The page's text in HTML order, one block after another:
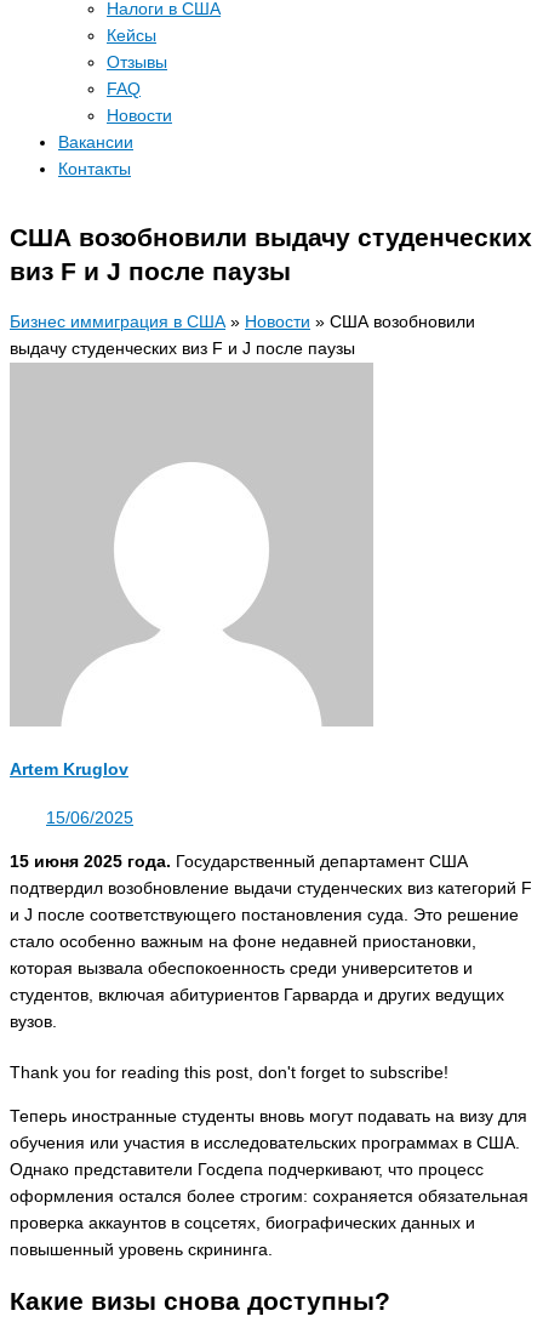
Налоги в США
Кейсы
Отзывы
FAQ
Новости
Вакансии
Контакты
США возобновили выдачу студенческих
виз F и J после паузы
Бизнес иммиграция в США » Новости » США возобновили
выдачу студенческих виз F и J после паузы
Artem Kruglov
15/06/2025
15 июня 2025 года. Государственный департамент США
подтвердил возобновление выдачи студенческих виз категорий F
и J после соответствующего постановления суда. Это решение
стало особенно важным на фоне недавней приостановки,
которая вызвала обеспокоенность среди университетов и
студентов, включая абитуриентов Гарварда и других ведущих
вузов.
Thank you for reading this post, don't forget to subscribe!
Теперь иностранные студенты вновь могут подавать на визу для
обучения или участия в исследовательских программах в США.
Однако представители Госдепа подчеркивают, что процесс
оформления остался более строгим: сохраняется обязательная
проверка аккаунтов в соцсетях, биографических данных и
повышенный уровень скрининга.
Какие визы снова доступны?